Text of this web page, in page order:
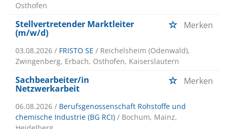
Osthofen
Stellvertretender Marktleiter
(m/w/d)
Merken
03.08.2026 / FRISTO SE / Reichelsheim (Odenwald),
Zwingenberg, Erbach, Osthofen, Kaiserslautern
Sachbearbeiter/in
Netzwerkarbeit
Merken
06.08.2026 / Berufsgenossenschaft Rohstoffe und
chemische Industrie (BG RCI) / Bochum, Mainz,